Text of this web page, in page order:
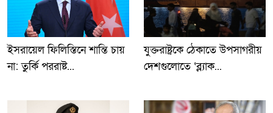
ইসরায়েল ফিলিস্তিনে শান্তি চায়
না: তুর্কি পররাষ্ট...
যুক্তরাষ্ট্রকে ঠেকাতে উপসাগরীয়
দেশগুলোতে ‘ব্ল্যাক...